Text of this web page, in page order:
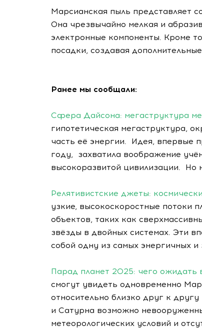
Марсианская пыль представляет
Она чрезвычайно мелкая и
электронные компоненты. Кроме
посадки, создавая
Ранее мы сообщали:
Сфера Дайсона: мегаструктура
гипотетическая мегаструктура,
часть её энергии. Идея,
году, захватила воображение
высокоразвитой цивилизации. Но
Релятивистские джеты:
узкие, высокоскоростные потоки
объектов, таких как
звёзды в двойных системах. Эти
собой одну из самых энергичных
Парад планет 2025: чего ожидать
смогут увидеть одновременно
относительно близко друг к
и Сатурна возможно
метеорологических условий и